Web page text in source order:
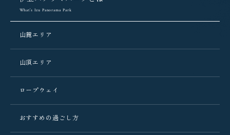
What’s Izu Panorama Park
山麓エリア
山頂エリア
ロープウェイ
おすすめの過ごし方